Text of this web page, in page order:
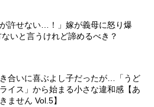
が許せない…！」嫁が義母に怒り爆
いと言うけれど諦めるべき？
合いに喜ぶよし子だったが…「うど
イス」から始まる小さな違和感【あ
ません Vol.5】